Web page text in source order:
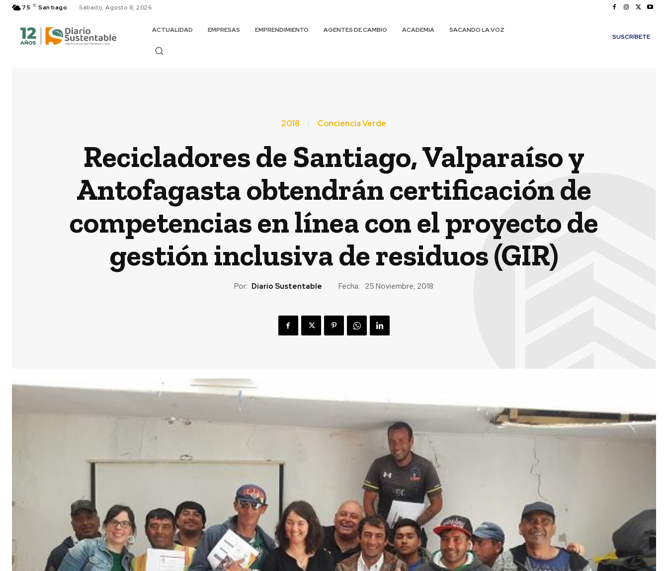
7.5 C Santiago Sábado, Agosto 8, 2026
ACTUALIDAD EMPRESAS EMPRENDIMIENTO AGENTES DE CAMBIO ACADEMIA
SACANDO LA VOZ
SUSCRÍBETE
2018 Conciencia Verde
Recicladores de Santiago, Valparaíso y
Antofagasta obtendrán certificación de
competencias en línea con el proyecto de
gestión inclusiva de residuos (GIR)
Por: Diario Sustentable Fecha: 25 Noviembre, 2018